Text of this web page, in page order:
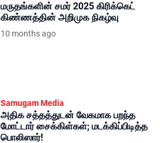
மருதங்களின் சமர் 2025 கிரிக்கெட்
கிண்ணத்தின் அறிமுக நிகழ்வு
10 months ago
Samugam Media
அதிக சத்தத்துடன் வேகமாக பறந்த
மோட்டார் சைக்கிள்கள்; மடக்கிப்பிடித்த
பொலிஸார்!